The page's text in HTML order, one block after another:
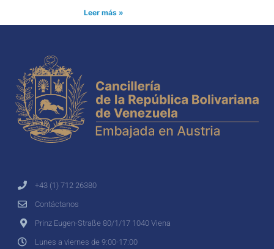
Leer más »
+43 (1) 712 26380
Contáctanos
Prinz Eugen-Straße 80/1/17 1040 Viena
Lunes a viernes de 9:00-17:00